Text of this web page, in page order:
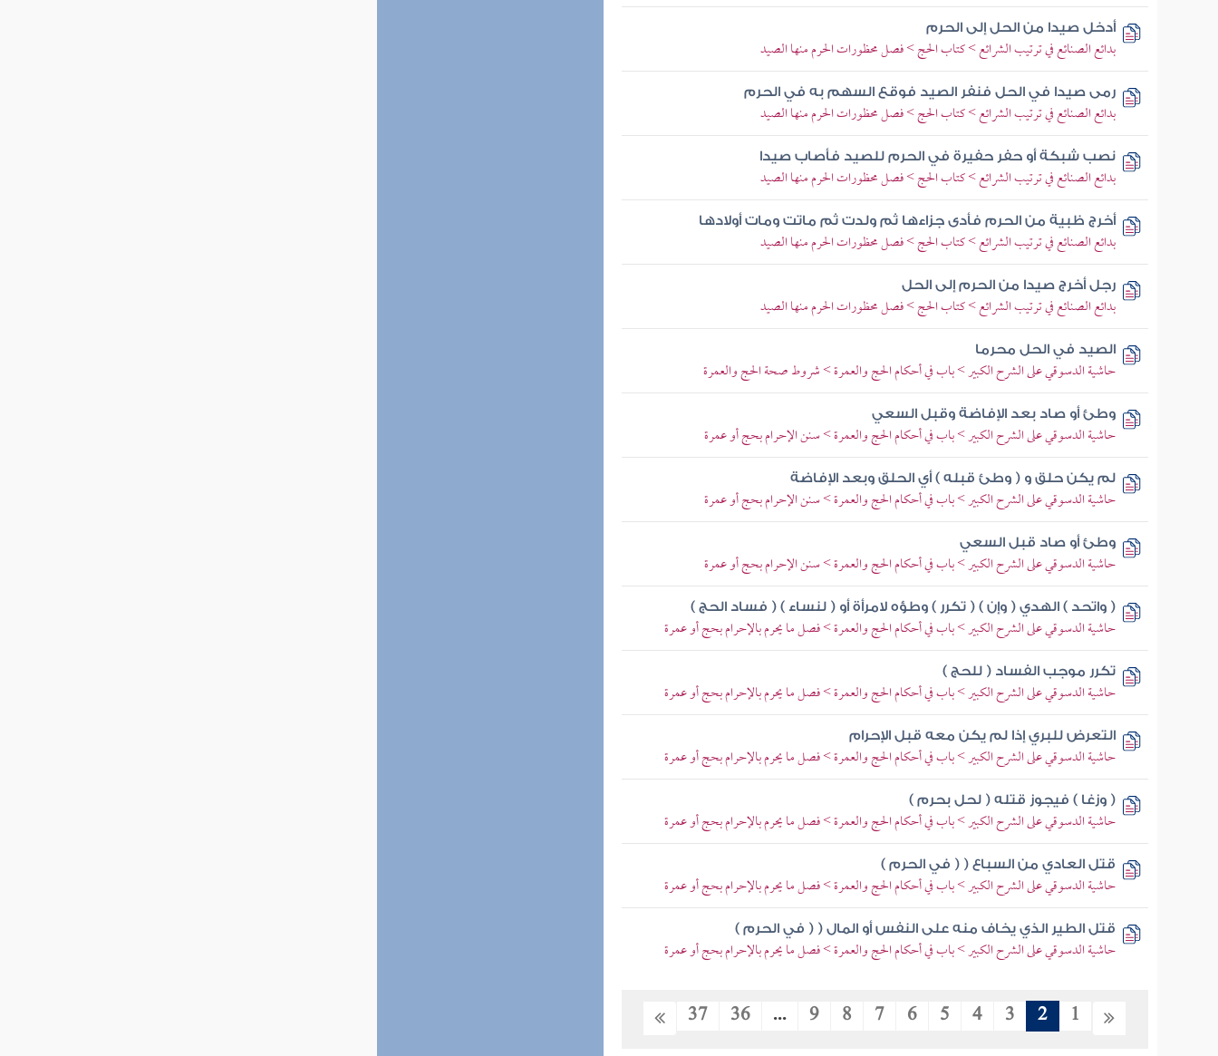
أدخل صيدا من الحل إلى الحرم
بدائع الصنائع في ترتيب الشرائع > كتاب الحج > فصل محظورات الحرم منها الصيد
رمى صيدا في الحل فنفر الصيد فوقع السهم به في الحرم
بدائع الصنائع في ترتيب الشرائع > كتاب الحج > فصل محظورات الحرم منها الصيد
نصب شبكة أو حفر حفيرة في الحرم للصيد فأصاب صيدا
بدائع الصنائع في ترتيب الشرائع > كتاب الحج > فصل محظورات الحرم منها الصيد
أخرج ظبية من الحرم فأدى جزاءها ثم ولدت ثم ماتت ومات أولادها
بدائع الصنائع في ترتيب الشرائع > كتاب الحج > فصل محظورات الحرم منها الصيد
رجل أخرج صيدا من الحرم إلى الحل
بدائع الصنائع في ترتيب الشرائع > كتاب الحج > فصل محظورات الحرم منها الصيد
الصيد في الحل محرما
حاشية الدسوقي على الشرح الكبير > باب في أحكام الحج والعمرة > شروط صحة الحج والعمرة
وطئ أو صاد بعد الإفاضة وقبل السعي
حاشية الدسوقي على الشرح الكبير > باب في أحكام الحج والعمرة > سنن الإحرام بحج أو عمرة
لم يكن حلق و ( وطئ قبله ) أي الحلق وبعد الإفاضة
حاشية الدسوقي على الشرح الكبير > باب في أحكام الحج والعمرة > سنن الإحرام بحج أو عمرة
وطئ أو صاد قبل السعي
حاشية الدسوقي على الشرح الكبير > باب في أحكام الحج والعمرة > سنن الإحرام بحج أو عمرة
( واتحد ) الهدي ( وإن ) ( تكرر ) وطؤه لامرأة أو ( لنساء ) ( فساد الحج )
حاشية الدسوقي على الشرح الكبير > باب في أحكام الحج والعمرة > فصل ما يحرم بالإحرام بحج أو عمرة
تكرر موجب الفساد ( للحج )
حاشية الدسوقي على الشرح الكبير > باب في أحكام الحج والعمرة > فصل ما يحرم بالإحرام بحج أو عمرة
التعرض للبري إذا لم يكن معه قبل الإحرام
حاشية الدسوقي على الشرح الكبير > باب في أحكام الحج والعمرة > فصل ما يحرم بالإحرام بحج أو عمرة
( وزغا ) فيجوز قتله ( لحل بحرم )
حاشية الدسوقي على الشرح الكبير > باب في أحكام الحج والعمرة > فصل ما يحرم بالإحرام بحج أو عمرة
قتل العادي من السباع ( ( في الحرم )
حاشية الدسوقي على الشرح الكبير > باب في أحكام الحج والعمرة > فصل ما يحرم بالإحرام بحج أو عمرة
قتل الطير الذي يخاف منه على النفس أو المال ( ( في الحرم )
حاشية الدسوقي على الشرح الكبير > باب في أحكام الحج والعمرة > فصل ما يحرم بالإحرام بحج أو عمرة
1
2
3
4
5
6
7
8
9
...
36
37